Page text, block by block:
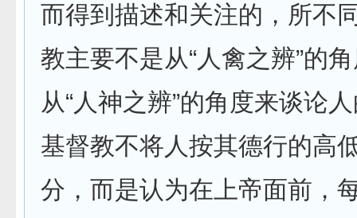
而得到描述和关注的，所不
教主要不是从“人禽之辨”的
从“人神之辨”的角度来谈论
基督教不将人按其德行的高
分，而是认为在上帝面前，